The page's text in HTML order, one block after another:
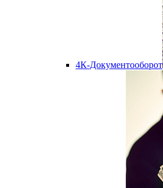
4К-Документооборот